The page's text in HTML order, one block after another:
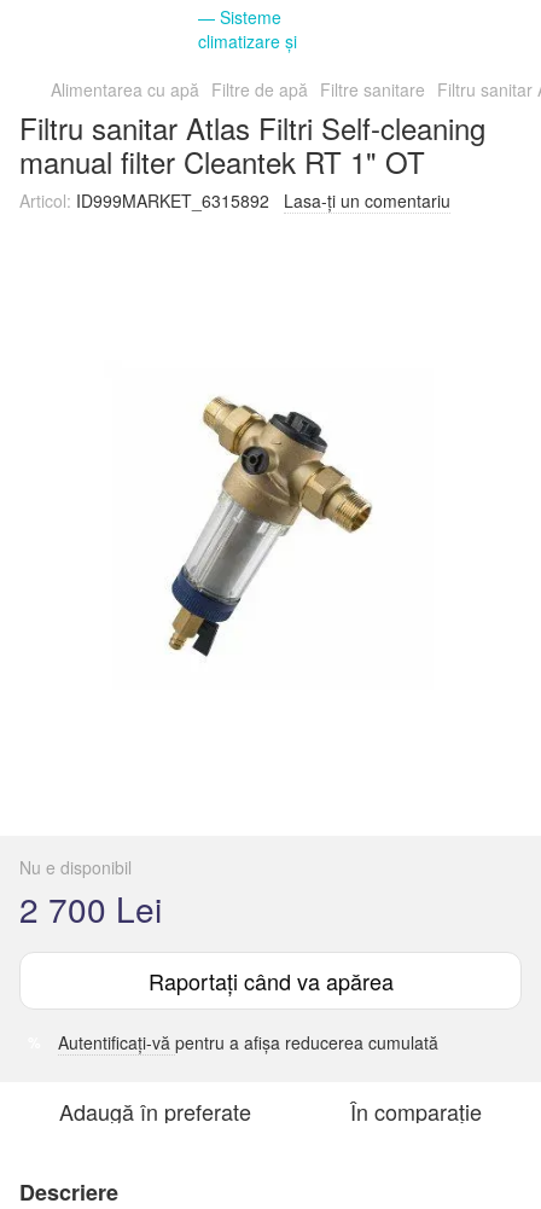
Alimentarea cu apă Filtre de apă Filtre sanitare Filtru sanitar
Filtru sanitar Atlas Filtri Self-cleaning
manual filter Cleantek RT 1" OT
Articol: ID999MARKET_6315892 Lasa-ți un comentariu
Nu e disponibil
2 700 Lei
Raportați când va apărea
Autentificați-vă pentru a afișa reducerea cumulată
Adaugă în preferate În comparație
Descriere